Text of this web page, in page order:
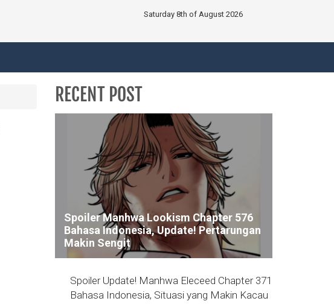
Saturday 8th of August 2026
RECENT POST
Spoiler Manhwa Lookism Chapter 576
Bahasa Indonesia, Update! Pertarungan
Makin Sengit
Spoiler Update! Manhwa Eleceed Chapter 371
Bahasa Indonesia, Situasi yang Makin Kacau